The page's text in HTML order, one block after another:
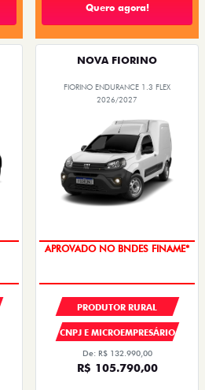
Quero agora!
NOVA FIORINO
FIORINO ENDURANCE 1.3 FLEX
2026/2027
APROVADO NO BNDES FINAME*
PRODUTOR RURAL
CNPJ E MICROEMPRESÁRIO
De: R$ 132.990,00
R$ 105.790,00